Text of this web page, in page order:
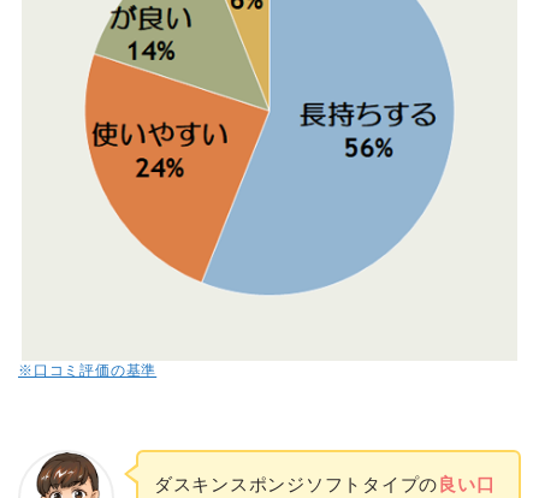
※口コミ評価の基準
ダスキンスポンジソフトタイプの良い口